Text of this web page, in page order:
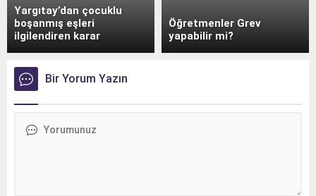
Yargıtay’dan çocuklu
boşanmış eşleri
ilgilendiren karar
Öğretmenler Grev
yapabilir mi?
Bir Yorum Yazın